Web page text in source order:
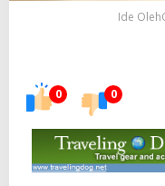
Ide
0 0